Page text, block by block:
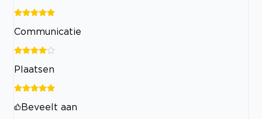
Communicatie
Plaatsen
Beveelt aan